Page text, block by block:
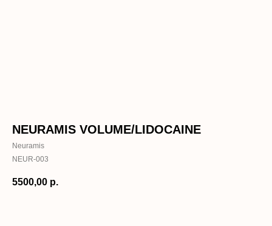
NEURAMIS VOLUME/LIDOCAINE
Neuramis
NEUR-003
5500,00 р.